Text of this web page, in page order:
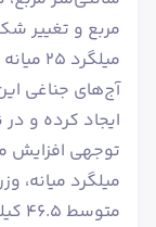
آج‌های جناغی
ایجاد کرده و
توجهی
متوسط ۴۶.۵ کیلوگرم می‌باشد.